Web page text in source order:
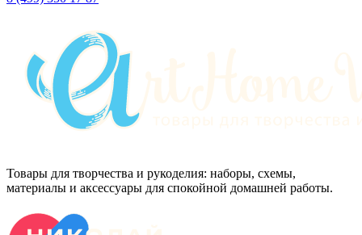
Товары для творчества и рукоделия: наборы, схемы,
материалы и аксессуары для спокойной домашней работы.